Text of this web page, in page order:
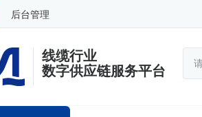
后台管理
线缆行业
数字供应链服务平台